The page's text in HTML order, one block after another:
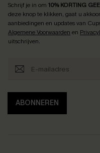
Schrijf je in om 10% KORTING
deze knop te klikken, gaat u
aanbiedingen en updates van
Algemene Voorwaarden en
uitschrijven.
ABONNEREN